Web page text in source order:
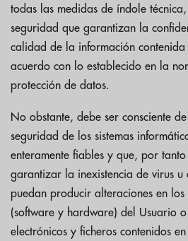
todas las medidas de índole
seguridad que garantizan la
calidad de la información contenida
acuerdo con lo establecido en la
protección de datos.
No obstante, debe ser consciente
seguridad de los sistemas
enteramente fiables y que, por
garantizar la inexistencia de virus u
puedan producir alteraciones en los
(software y hardware) del Usuario o
electrónicos y ficheros contenidos